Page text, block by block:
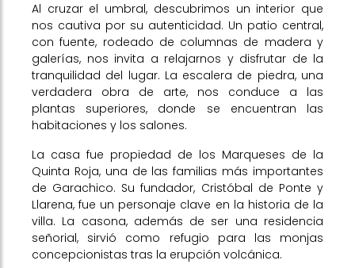
Al cruzar el umbral, descubrimos un interior que
nos cautiva por su autenticidad. Un patio central,
con fuente, rodeado de columnas de madera y
galerías, nos invita a relajarnos y disfrutar de la
tranquilidad del lugar. La escalera de piedra, una
verdadera obra de arte, nos conduce a las
plantas superiores, donde se encuentran las
habitaciones y los salones.
La casa fue propiedad de los Marqueses de la
Quinta Roja, una de las familias más importantes
de Garachico. Su fundador, Cristóbal de Ponte y
Llarena, fue un personaje clave en la historia de la
villa. La casona, además de ser una residencia
señorial, sirvió como refugio para las monjas
concepcionistas tras la erupción volcánica.